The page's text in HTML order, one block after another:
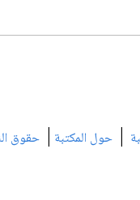
| حول المكتبة | حقوق